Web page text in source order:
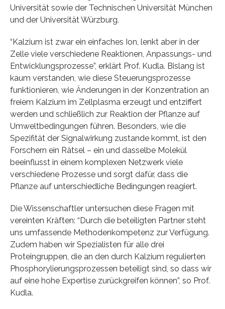
Universität sowie der Technischen Universität München
und der Universität Würzburg.
“Kalzium ist zwar ein einfaches Ion, lenkt aber in der
Zelle viele verschiedene Reaktionen, Anpassungs- und
Entwicklungsprozesse”, erklärt Prof. Kudla. Bislang ist
kaum verstanden, wie diese Steuerungsprozesse
funktionieren, wie Änderungen in der Konzentration an
freiem Kalzium im Zellplasma erzeugt und entziffert
werden und schließlich zur Reaktion der Pflanze auf
Umweltbedingungen führen. Besonders, wie die
Spezifität der Signalwirkung zustande kommt, ist den
Forschern ein Rätsel – ein und dasselbe Molekül
beeinflusst in einem komplexen Netzwerk viele
verschiedene Prozesse und sorgt dafür, dass die
Pflanze auf unterschiedliche Bedingungen reagiert.
Die Wissenschaftler untersuchen diese Fragen mit
vereinten Kräften: “Durch die beteiligten Partner steht
uns umfassende Methodenkompetenz zur Verfügung.
Zudem haben wir Spezialisten für alle drei
Proteingruppen, die an den durch Kalzium regulierten
Phosphorylierungsprozessen beteiligt sind, so dass wir
auf eine hohe Expertise zurückgreifen können”, so Prof.
Kudla.